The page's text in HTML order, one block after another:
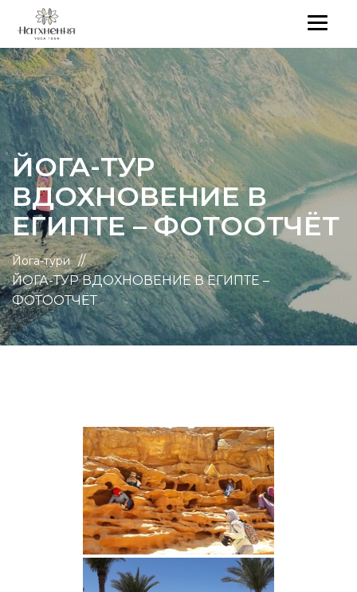
ЙОГА-ТУР
ВДОХНОВЕНИЕ В
ЕГИПТЕ – ФОТООТЧЁТ
Йога-тури //
ЙОГА-ТУР ВДОХНОВЕНИЕ В ЕГИПТЕ –
ФОТООТЧЁТ